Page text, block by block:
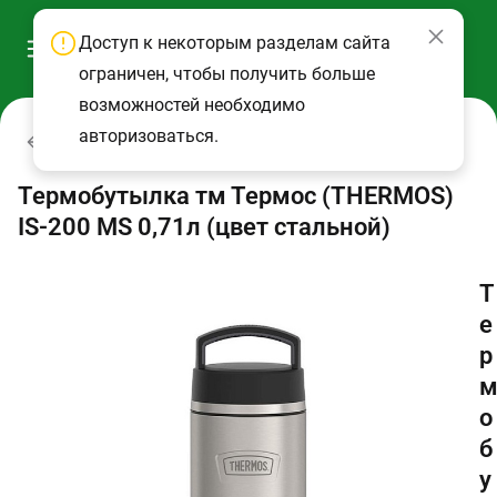
Термосы
Термобутылка тм Термос (THERMOS)
IS-200 MS 0,71л (цвет стальной)
Т
е
р
м
о
б
у
Доступ к некоторым разделам сайта
ограничен, чтобы получить больше
возможностей необходимо
авторизоваться.